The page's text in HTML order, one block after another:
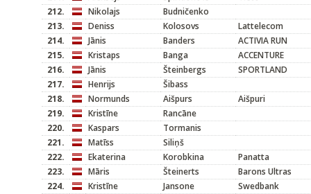
212.
Nikolajs
Budničenko
213.
Deniss Kolosovs
Lattelecom
214.
Jānis Banders
ACTIVIA RUN
215.
Kristaps Banga
ACCENTURE
216.
Jānis Šteinbergs
SPORTLAND
217.
Henrijs
Šibass
218.
Normunds Aišpurs
Aišpuri
219.
Kristīne
Rancāne
220.
Kaspars
Tormanis
221.
Matīss
Siliņš
222.
Ekaterina Korobkina
Panatta
223.
Māris Šteinerts
Barons Ultras
224.
Kristīne Jansone
Swedbank